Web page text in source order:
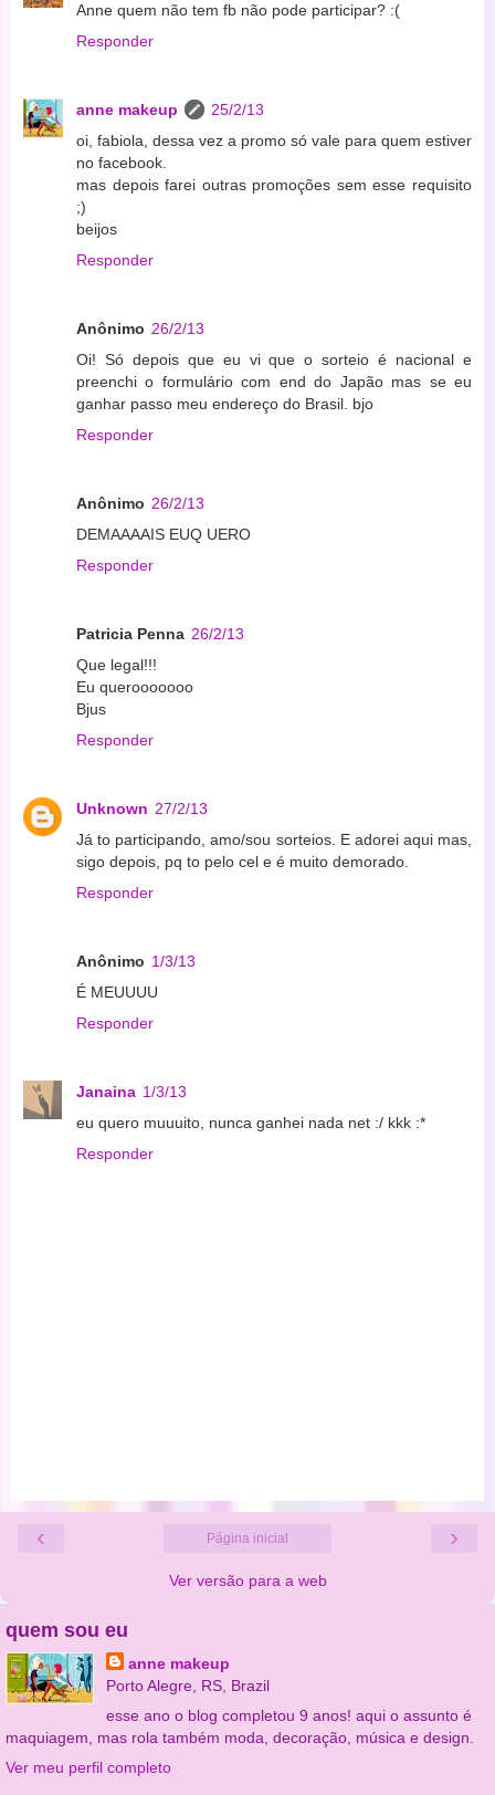
Anne quem não tem fb não pode participar? :(
Responder
anne makeup
25/2/13
oi, fabiola, dessa vez a promo só vale para quem estiver
no facebook.
mas depois farei outras promoções sem esse requisito
;)
beijos
Responder
Anônimo 26/2/13
Oi! Só depois que eu vi que o sorteio é nacional e
preenchi o formulário com end do Japão mas se eu
ganhar passo meu endereço do Brasil. bjo
Responder
Anônimo 26/2/13
DEMAAAAIS EUQ UERO
Responder
Patricia Penna 26/2/13
Que legal!!!
Eu querooooooo
Bjus
Responder
Unknown 27/2/13
Já to participando, amo/sou sorteios. E adorei aqui mas,
sigo depois, pq to pelo cel e é muito demorado.
Responder
Anônimo 1/3/13
É MEUUUU
Responder
Janaina 1/3/13
eu quero muuuito, nunca ganhei nada net :/ kkk :*
Responder
‹ ›
Página inicial
Ver versão para a web
quem sou eu
anne makeup
Porto Alegre, RS, Brazil
esse ano o blog completou 9 anos! aqui o assunto é
maquiagem, mas rola também moda, decoração, música e design.
Ver meu perfil completo